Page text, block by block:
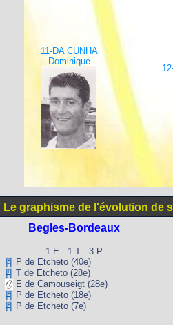
11-DA CUNHA
Dominique
Le graphisme de l'évolution de
Begles-Bordeaux
1 E - 1 T - 3 P
P de Etcheto (40e)
T de Etcheto (28e)
E de Camouseigt (28e)
P de Etcheto (18e)
P de Etcheto (7e)